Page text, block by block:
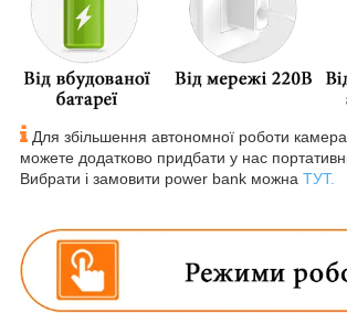
Для збільшення автономної роботи
можете додатково придбати у нас
Вибрати і замовити power bank можна ТУТ.